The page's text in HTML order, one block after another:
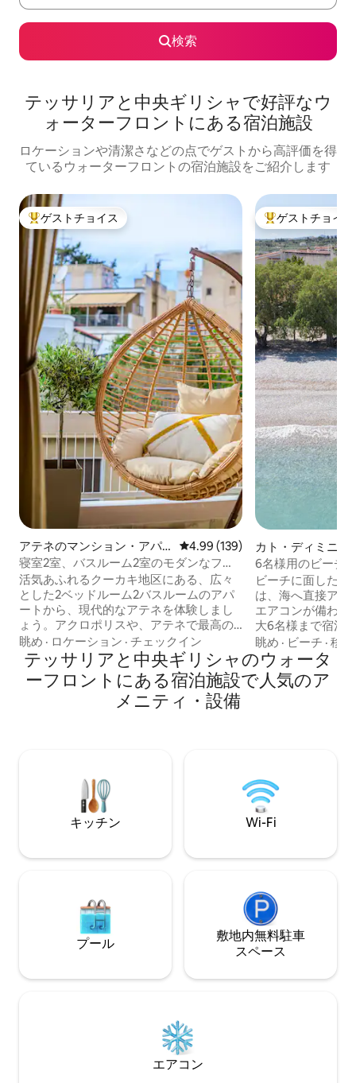
検索
テッサリアと中央ギリシャで好評なウ
ォーターフロントにある宿泊施設
ロケーションや清潔さなどの点でゲストから高評価を得
ているウォーターフロントの宿泊施設をご紹介します
大好評のゲストチョイスです。
ゲストチョイス
アテネのマンション・アパ
ート
レビュー139件、5つ星中4.99つ
4.99 (139)
寝室2室、バスルーム2室のモダンなファ
ミリー向け宿泊先｜アクロポリスまで徒
歩
活気あふれるクーカキ地区にある、広々
とした2ベッドルーム2バスルームのアパ
ートから、現代的なアテネを体験しまし
ょう。アクロポリスや、アテネで最高の
カフェやギャラリーまで徒歩圏内です。
すっきりとしたラインと落ち着いた色調
が、フィロパップーの丘を見下ろす専用
バルコニーを備えた静かな隠れ家を作り
行け、快適な宿泊施設に戻れ、街を気軽
に楽しめます。
眺め · ロケーション · チェックイン
大好評のゲスト
ゲストチョイス
カト・ディミニオ
6名様用のビーチ
スと海の景色
ビーチに面した
は、海へ直接アク
エアコンが備わっ
大6名様まで宿泊
ルームが3部屋あ
（2026年）され
リアで、エネルギ
べてのバルコニー
数：5泊。
眺め · ビーチ ·移
テッサリアと中央ギリシャのウォータ
ーフロントにある宿泊施設で人気のア
メニティ・設備
キッチン Wi-Fi
プール
敷地内無料駐⁠車
ス⁠ペ⁠ー⁠ス
エアコン